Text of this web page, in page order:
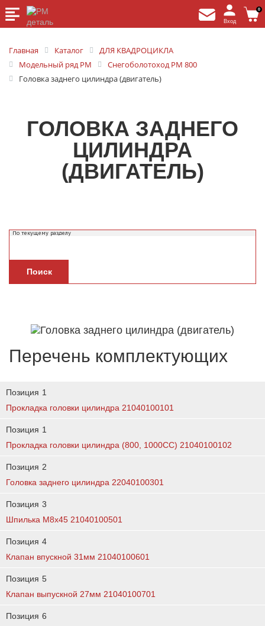
Вход
0
Главная Каталог
ДЛЯ КВАДРОЦИКЛА
Модельный ряд РМ
Снегоболотоход РМ 800
Головка заднего цилиндра (двигатель)
ГОЛОВКА ЗАДНЕГО
ЦИЛИНДРА
(ДВИГАТЕЛЬ)
Поиск
Перечень комплектующих
Позиция 1
Прокладка головки цилиндра 21040100101
Позиция 1
Прокладка головки цилиндра (800, 1000CC) 21040100102
Позиция 2
Головка заднего цилиндра 22040100301
Позиция 3
Шпилька М8х45 21040100501
Позиция 4
Клапан впускной 31мм 21040100601
Позиция 5
Клапан выпускной 27мм 21040100701
Позиция 6